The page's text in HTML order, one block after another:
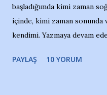
başladığımda kimi zaman
içinde, kimi zaman
kendimi. Yazmaya devam
Yazımı, ağlayarak
PAYLAŞ 10 YORUM